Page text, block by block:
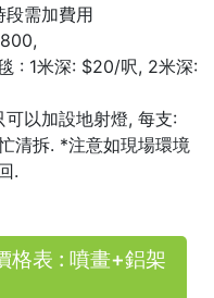
需加費用
: 1米深: $20/呎, 2米深:
以加設地射燈, 每支:
清拆. *注意如現場環境
.
表 : 噴畫+鋁架